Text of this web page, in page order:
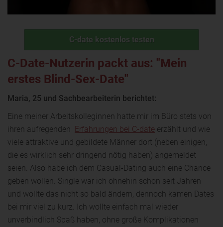
C-date kostenlos testen
C-Date-Nutzerin packt aus: "Mein
erstes Blind-Sex-Date"
Maria, 25 und Sachbearbeiterin berichtet:
Eine meiner Arbeitskolleginnen hatte mir im Büro stets von
ihren aufregenden
Erfahrungen bei C-date erzählt und wie
viele attraktive und gebildete Männer dort (neben einigen,
die es wirklich sehr dringend nötig haben) angemeldet
seien. Also habe ich dem Casual-Dating auch eine Chance
geben wollen. Single war ich ohnehin schon seit Jahren
und wollte das nicht so bald ändern, dennoch kamen Dates
bei mir viel zu kurz. Ich wollte einfach mal wieder
unverbindlich Spaß haben, ohne große Komplikationen